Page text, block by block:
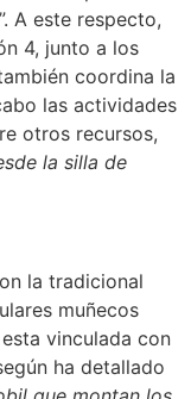
A este respecto,
4, junto a los
coordina la
las actividades
otros recursos,
la silla de
la tradicional
muñecos
vinculada con
ha detallado